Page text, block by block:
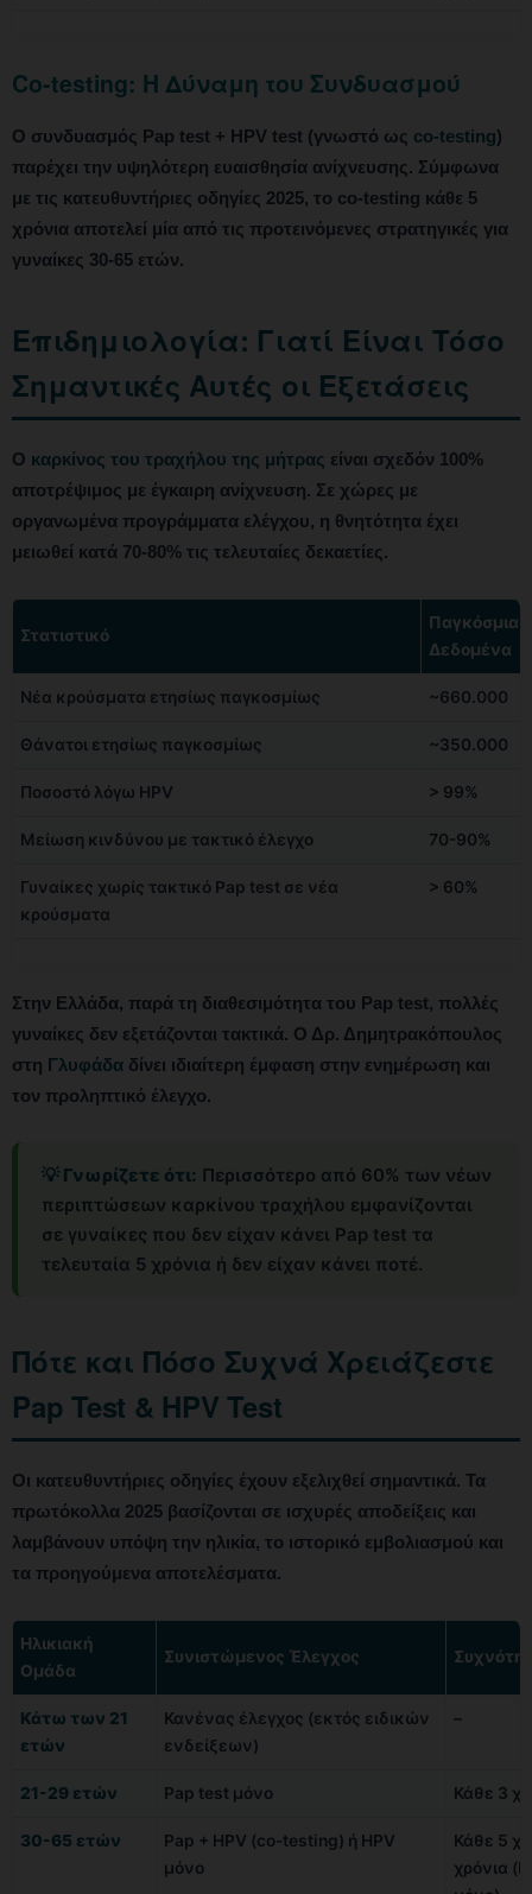
Co-testing: Η Δύναμη του Συνδυασμού
Ο συνδυασμός Pap test + HPV test (γνωστό ως co-testing)
παρέχει την υψηλότερη ευαισθησία ανίχνευσης. Σύμφωνα
με τις κατευθυντήριες οδηγίες 2025, το co-testing κάθε 5
χρόνια αποτελεί μία από τις προτεινόμενες στρατηγικές για
γυναίκες 30-65 ετών.
Επιδημιολογία: Γιατί Είναι Τόσο
Σημαντικές Αυτές οι Εξετάσεις
Ο καρκίνος του τραχήλου της μήτρας είναι σχεδόν 100%
αποτρέψιμος με έγκαιρη ανίχνευση. Σε χώρες με
οργανωμένα προγράμματα ελέγχου, η θνητότητα έχει
μειωθεί κατά 70-80% τις τελευταίες δεκαετίες.
Στατιστικό
Παγκόσμια
Δεδομένα
Νέα κρούσματα ετησίως παγκοσμίως ~660.000
Θάνατοι ετησίως παγκοσμίως ~350.000
Ποσοστό λόγω HPV > 99%
Μείωση κινδύνου με τακτικό έλεγχο 70-90%
Γυναίκες χωρίς τακτικό Pap test σε νέα
κρούσματα
> 60%
Στην Ελλάδα, παρά τη διαθεσιμότητα του Pap test, πολλές
γυναίκες δεν εξετάζονται τακτικά. Ο Δρ. Δημητρακόπουλος
στη Γλυφάδα δίνει ιδιαίτερη έμφαση στην ενημέρωση και
τον προληπτικό έλεγχο.
💡 Γνωρίζετε ότι: Περισσότερο από 60% των νέων
περιπτώσεων καρκίνου τραχήλου εμφανίζονται
σε γυναίκες που δεν είχαν κάνει Pap test τα
τελευταία 5 χρόνια ή δεν είχαν κάνει ποτέ.
Πότε και Πόσο Συχνά Χρειάζεστε
Pap Test & HPV Test
Οι κατευθυντήριες οδηγίες έχουν εξελιχθεί σημαντικά. Τα
πρωτόκολλα 2025 βασίζονται σε ισχυρές αποδείξεις και
λαμβάνουν υπόψη την ηλικία, το ιστορικό εμβολιασμού και
τα προηγούμενα αποτελέσματα.
Ηλικιακή
Ομάδα
Συνιστώμενος Έλεγχος
Κάτω των 21
ετών
Κανένας έλεγχος (εκτός ειδικών
ενδείξεων)
–
21-29 ετών Pap test μόνο Κάθε 3
30-65 ετών
Pap + HPV (co-testing) ή HPV
μόνο
Κάθε 5
χρόνια